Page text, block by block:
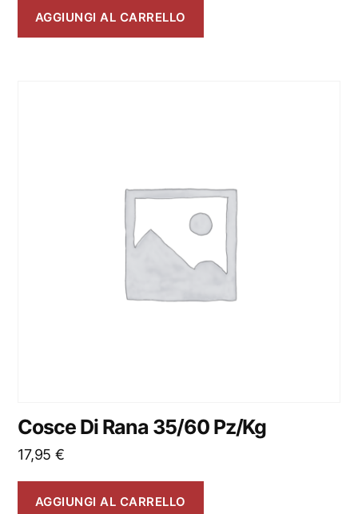
AGGIUNGI AL CARRELLO
Cosce Di Rana 35/60 Pz/Kg
17,95 €
AGGIUNGI AL CARRELLO